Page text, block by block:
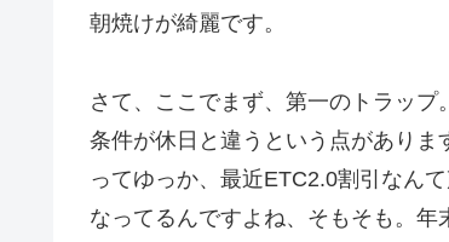
朝焼けが綺麗です。
さて、ここでまず、第一のトラップ
条件が休日と違うという点がありま
ってゆっか、最近ETC2.0割引なん
なってるんですよね、そもそも。年